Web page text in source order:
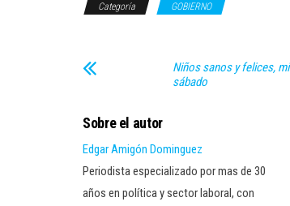
Categoría GOBIERNO
Niños sanos y felices,
sábado
Sobre el autor
Edgar Amigón Dominguez
Periodista especializado por mas de 30
años en política y sector laboral, con